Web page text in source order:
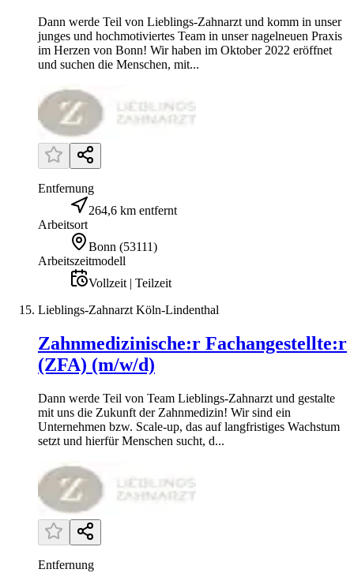
Dann werde Teil von Lieblings-Zahnarzt und komm in unser
junges und hochmotiviertes Team in unser nagelneuen Praxis
im Herzen von Bonn! Wir haben im Oktober 2022 eröffnet
und suchen die Menschen, mit...
Entfernung
264,6 km entfernt
Arbeitsort
Bonn (53111)
Arbeitszeitmodell
Vollzeit | Teilzeit
Lieblings-Zahnarzt Köln-Lindenthal
Zahnmedizinische:r Fachangestellte:r
(ZFA) (m/w/d)
Dann werde Teil von Team Lieblings-Zahnarzt und gestalte
mit uns die Zukunft der Zahnmedizin! Wir sind ein
Unternehmen bzw. Scale-up, das auf langfristiges Wachstum
setzt und hierfür Menschen sucht, d...
Entfernung